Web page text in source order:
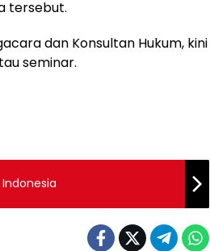
tersebut.
dan Konsultan Hukum, kini
seminar.